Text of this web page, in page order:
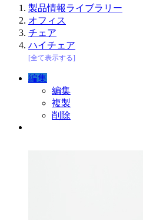
製品情報ライブラリー
オフィス
チェア
ハイチェア
[全て表示する]
編集
編集
複製
削除